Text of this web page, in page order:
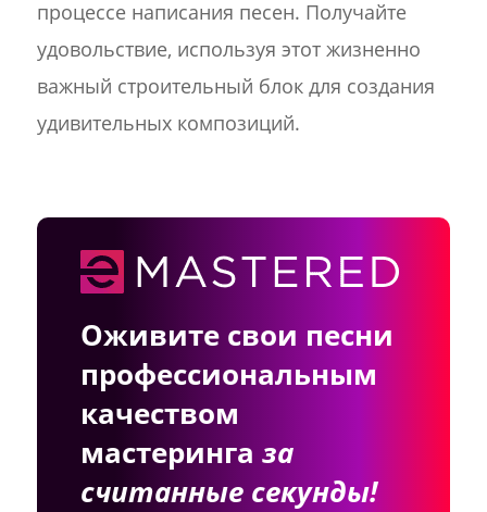
процессе написания песен. Получайте
удовольствие, используя этот жизненно
важный строительный блок для создания
удивительных композиций.
Оживите свои песни
профессиональным
качеством
мастеринга за
считанные секунды!